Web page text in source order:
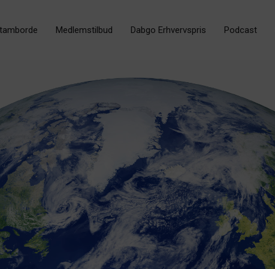
Medlemstilbud Dabgo Erhvervspris Podcast